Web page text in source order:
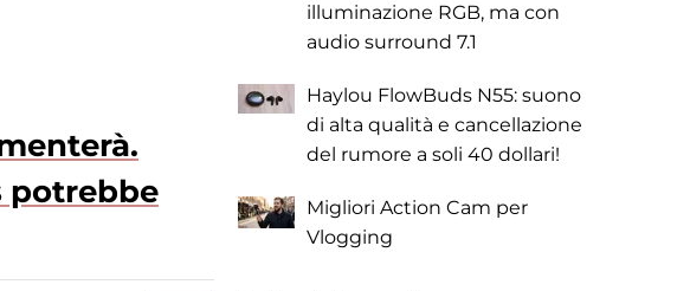
potrebbe
illuminazione RGB, ma con
audio surround 7.1
Haylou FlowBuds N55: suono
di alta qualità e cancellazione
del rumore a soli 40 dollari!
Migliori Action Cam per
Vlogging